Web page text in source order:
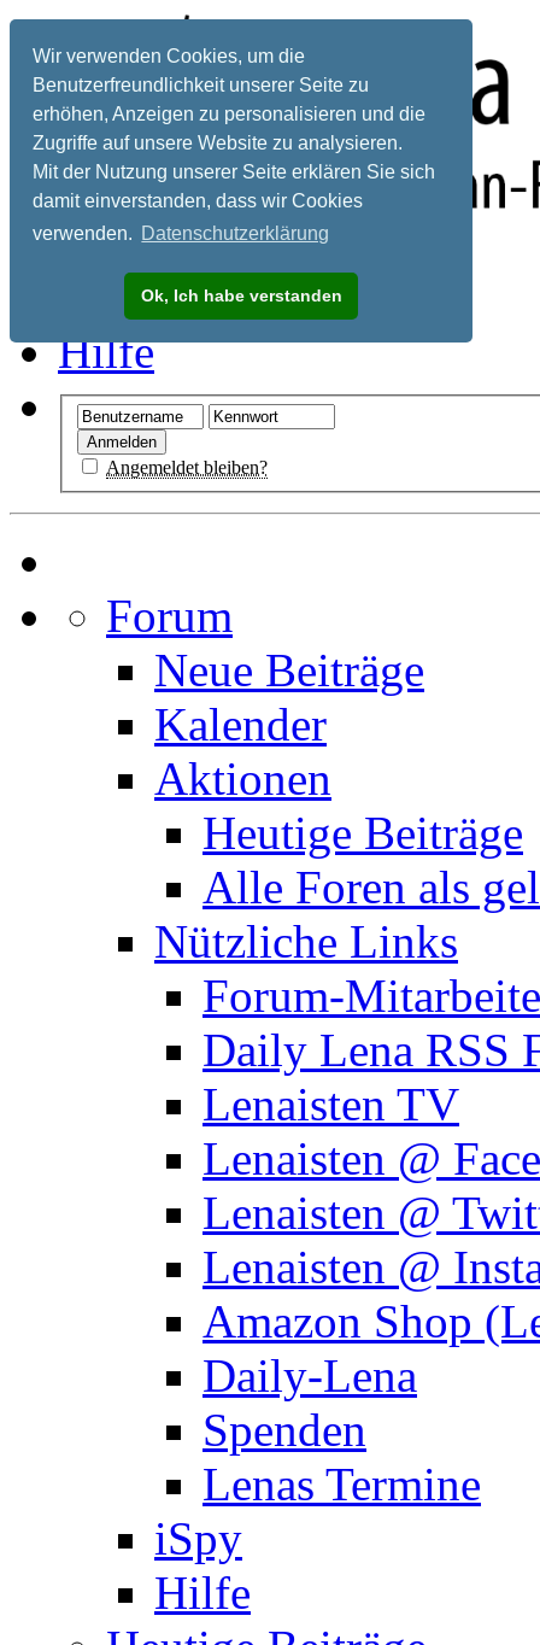
Wir verwenden Cookies, um die
Benutzerfreundlichkeit unserer Seite zu
erhöhen, Anzeigen zu personalisieren und die
Zugriffe auf unsere Website zu analysieren.
Mit der Nutzung unserer Seite erklären Sie sich
damit einverstanden, dass wir Cookies
verwenden. Datenschutzerklärung
Ok, Ich habe verstanden
Registrieren
Hilfe
Angemeldet bleiben?
Forum
Neue Beiträge
Kalender
Aktionen
Heutige Beiträge
Alle Foren als
Nützliche Links
Forum-
Daily Lena RSS
Lenaisten TV
Lenaisten @
Lenaisten @
Lenaisten @
Amazon Shop
Daily-Lena
Spenden
Lenas Termine
iSpy
Hilfe